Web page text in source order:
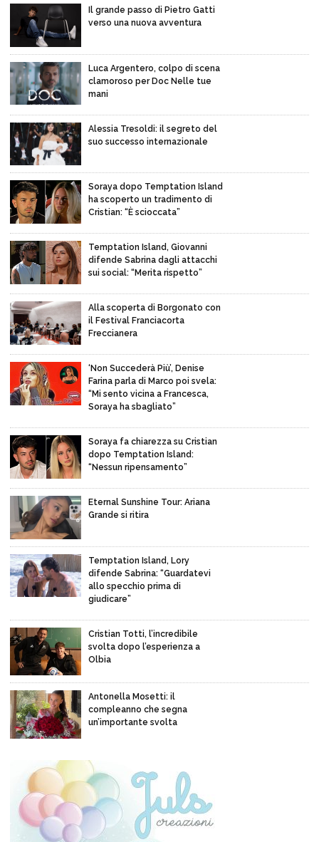
Il grande passo di Pietro Gatti
verso una nuova avventura
Luca Argentero, colpo di scena
clamoroso per Doc Nelle tue
mani
Alessia Tresoldi: il segreto del
suo successo internazionale
Soraya dopo Temptation Island
ha scoperto un tradimento di
Cristian: “È scioccata”
Temptation Island, Giovanni
difende Sabrina dagli attacchi
sui social: “Merita rispetto”
Alla scoperta di Borgonato con
il Festival Franciacorta
Freccianera
‘Non Succederà Più’, Denise
Farina parla di Marco poi svela:
“Mi sento vicina a Francesca,
Soraya ha sbagliato”
Soraya fa chiarezza su Cristian
dopo Temptation Island:
“Nessun ripensamento”
Eternal Sunshine Tour: Ariana
Grande si ritira
Temptation Island, Lory
difende Sabrina: “Guardatevi
allo specchio prima di
giudicare”
Cristian Totti, l’incredibile
svolta dopo l’esperienza a
Olbia
Antonella Mosetti: il
compleanno che segna
un’importante svolta